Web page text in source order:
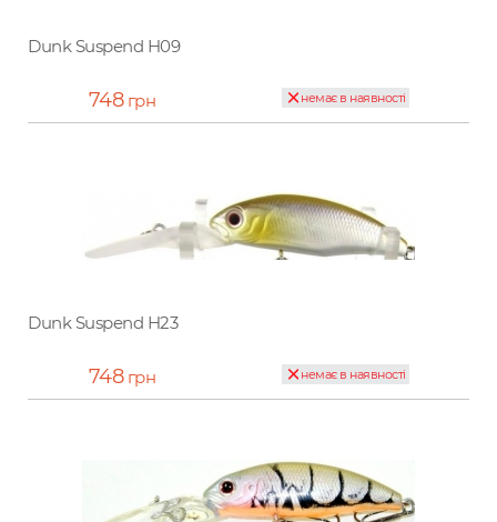
Dunk Suspend H09
748грн немає в наявності
Dunk Suspend H23
748грн немає в наявності